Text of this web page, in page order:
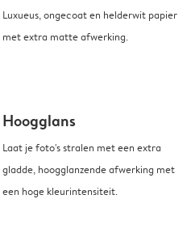
Luxueus, ongecoat en helderwit papier
met extra matte afwerking.
Hoogglans
Laat je foto's stralen met een extra
gladde, hoogglanzende afwerking met
een hoge kleurintensiteit.